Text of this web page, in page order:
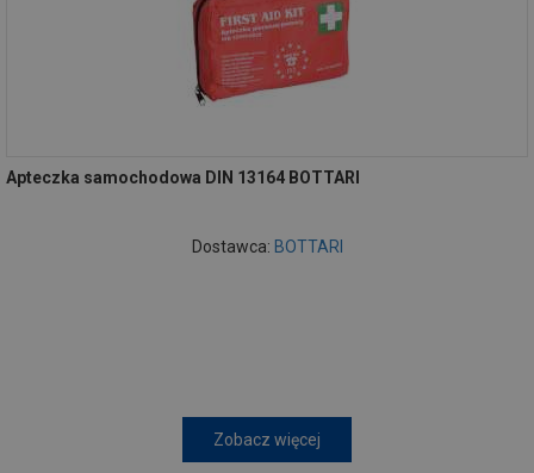
Apteczka samochodowa DIN 13164 BOTTARI
Dostawca: BOTTARI
Zobacz więcej